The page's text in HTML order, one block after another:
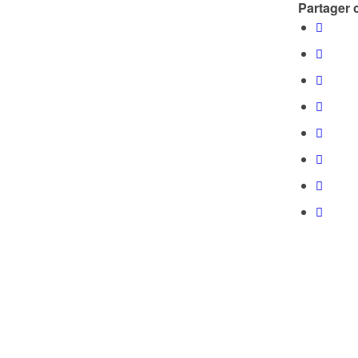
Partager